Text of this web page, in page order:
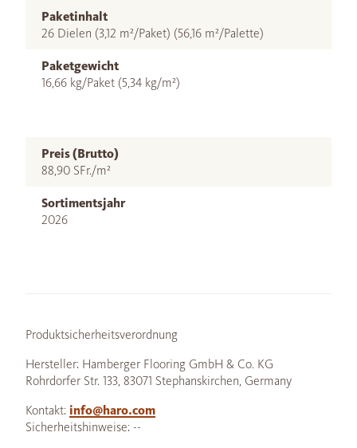
Paketinhalt
26 Dielen (3,12 m²/Paket) (56,16 m²/Palette)
Paketgewicht
16,66 kg/Paket (5,34 kg/m²)
Preis (Brutto)
88,90 SFr./m²
Sortimentsjahr
2026
Produktsicherheitsverordnung
Hersteller: Hamberger Flooring GmbH & Co. KG
Rohrdorfer Str. 133, 83071 Stephanskirchen, Germany
Kontakt: info@haro.com
Sicherheitshinweise: --